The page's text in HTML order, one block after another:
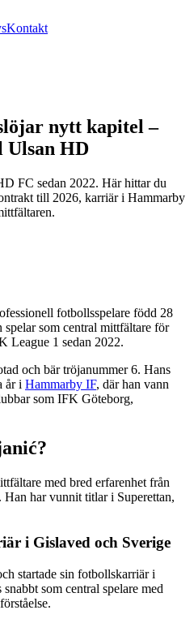
Kontakt
nytt kapitel –
HD
FC sedan 2022. Här hittar du
till 2026, karriär i Hammarby
fotbollsspelare född 28
som central mittfältare för
League 1 sedan 2022.
och bär tröjanummer 6. Hans
år i Hammarby IF, där han vann
som IFK Göteborg,
med bred erfarenhet från
har vunnit titlar i Superettan,
i Gislaved och Sverige
startade sin fotbollskarriär i
som central spelare med